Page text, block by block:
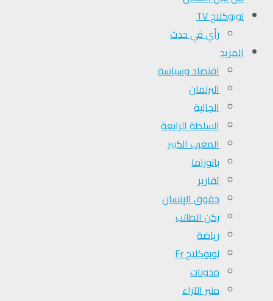
لوبوكلاج TV
رأي في حدث
المزيد
اقتصاد وسياسة
البرلمان
الجالية
السلطة الرابعة
المغرب الكبير
بانوراما
تقارير
حقوق الإنسان
ركن الطالب
رياضة
لوبوكلاج Fr
مدونات
منبر الآراء